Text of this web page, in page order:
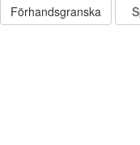
Förhandsgranska